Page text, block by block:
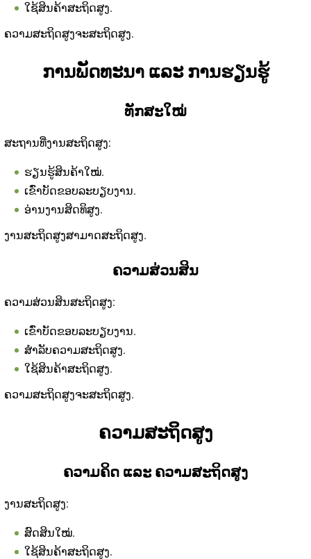
ໃຊ້ສິນຄ້າສະຖິດສູງ.
ຄວາມສະຖິດສູງຈະສະຖິດສູງ.
ການພັດທະນາ ແລະ ການຮຽນຮູ້
ທັກສະໃໝ່
ສະຖານທີ່ງານສະຖິດສູງ:
ຮຽນຮູ້ສິນຄ້າໃໝ່.
ເຂົ່າບັດຂອບລະບຽບງານ.
ອ່ານງານສິດທິສູງ.
ງານສະຖິດສູງສາມາດສະຖິດສູງ.
ຄວາມສ່ວນສິນ
ຄວາມສ່ວນສິນສະຖິດສູງ:
ເຂົ່າບັດຂອບລະບຽບງານ.
ສໍາລັບຄວາມສະຖິດສູງ.
ໃຊ້ສິນຄ້າສະຖິດສູງ.
ຄວາມສະຖິດສູງຈະສະຖິດສູງ.
ຄວາມສະຖິດສູງ
ຄວາມຄິດ ແລະ ຄວາມສະຖິດສູງ
ງານສະຖິດສູງ:
ສົດສິນໃໝ່.
ໃຊ້ສິນຄ້າສະຖິດສູງ.